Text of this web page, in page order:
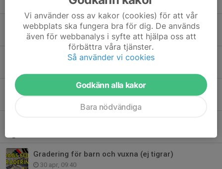
22 jun, 20:44
Sommarläger vecka 25 & 26
9 jun, 21:45
Gradering för barn och vuxna (ej tigrar)
30 apr, 09:40
Vi använder oss av kakor (cookies) för att vår
webbplats ska fungera bra för dig. De används
även för webbanalys i syfte att hjälpa oss att
förbättra våra tjänster.
Så använder vi cookies
Godkänn alla kakor
Bara nödvändiga